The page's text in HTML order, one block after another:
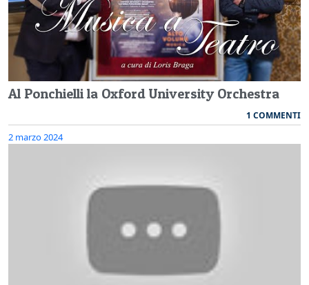
Al Ponchielli la Oxford University Orchestra
1 COMMENTI
2 marzo 2024